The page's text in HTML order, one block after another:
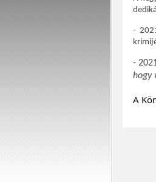
-
-
hogy
A